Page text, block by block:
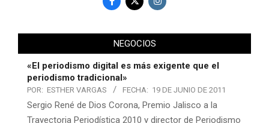
NEGOCIOS
«El periodismo digital es más exigente que el
periodismo tradicional»
POR: ESTHER VARGAS FECHA: 19 DE JUNIO DE 2011
Sergio René de Dios Corona, Premio Jalisco a la
Trayectoria Periodística 2010 y director de Periodismo